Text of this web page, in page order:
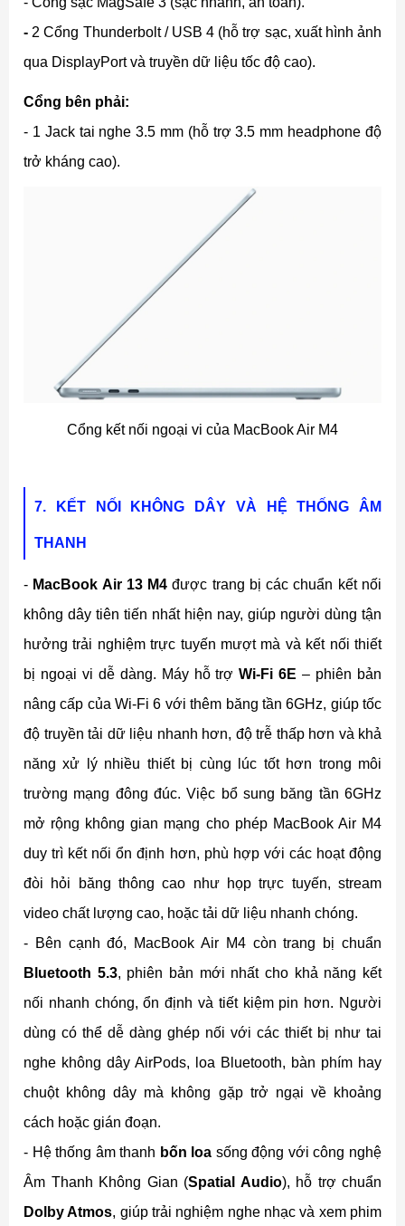
- 2 Cổng Thunderbolt / USB 4 (hỗ trợ sạc, xuất hình ảnh
qua DisplayPort và truyền dữ liệu tốc độ cao).
Cổng bên phải:
- 1 Jack tai nghe 3.5 mm (hỗ trợ 3.5 mm headphone độ
trở kháng cao).
Cổng kết nối ngoại vi của MacBook Air M4
7. KẾT NỐI KHÔNG DÂY VÀ HỆ THỐNG ÂM
THANH
- MacBook Air 13 M4 được trang bị các chuẩn kết nối
không dây tiên tiến nhất hiện nay, giúp người dùng tận
hưởng trải nghiệm trực tuyến mượt mà và kết nối thiết
bị ngoại vi dễ dàng. Máy hỗ trợWi-Fi 6E – phiên bản
nâng cấp của Wi-Fi 6 với thêm băng tần 6GHz, giúp tốc
độ truyền tải dữ liệu nhanh hơn, độ trễ thấp hơn và khả
năng xử lý nhiều thiết bị cùng lúc tốt hơn trong môi
trường mạng đông đúc. Việc bổ sung băng tần 6GHz
mở rộng không gian mạng cho phép MacBook Air M4
duy trì kết nối ổn định hơn, phù hợp với các hoạt động
đòi hỏi băng thông cao như họp trực tuyến, stream
video chất lượng cao, hoặc tải dữ liệu nhanh chóng.
- Bên cạnh đó, MacBook Air M4 còn trang bị chuẩn
Bluetooth 5.3, phiên bản mới nhất cho khả năng kết
nối nhanh chóng, ổn định và tiết kiệm pin hơn. Người
dùng có thể dễ dàng ghép nối với các thiết bị như tai
nghe không dây AirPods, loa Bluetooth, bàn phím hay
chuột không dây mà không gặp trở ngại về khoảng
cách hoặc gián đoạn.
- Hệ thống âm thanh bốn loa sống động với công nghệ
Âm Thanh Không Gian (Spatial Audio), hỗ trợ chuẩn
Dolby Atmos, giúp trải nghiệm nghe nhạc và xem phim